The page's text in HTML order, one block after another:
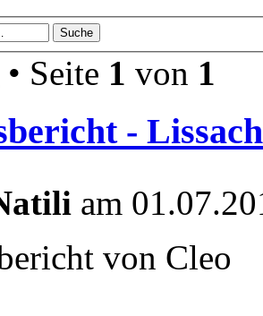
Seite 1 von 1
-
am
von Cleo